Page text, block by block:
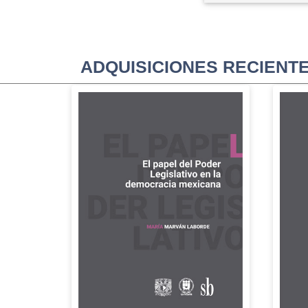
ADQUISICIONES